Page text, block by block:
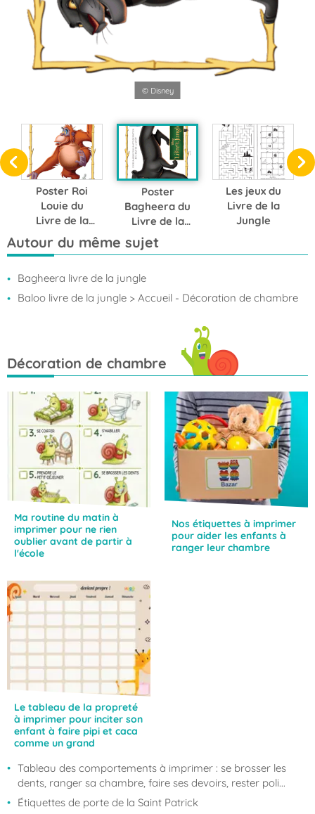
© Disney
Poster Roi
Louie du
Livre de la
Jungle
Poster
Bagheera du
Livre de la
Jungle
Les jeux du
Livre de la
Jungle
Autour du même sujet
Bagheera livre de la jungle
Baloo livre de la jungle > Accueil - Décoration de chambre
Décoration de chambre
Ma routine du matin à
imprimer pour ne rien
oublier avant de partir à
l'école
Nos étiquettes à imprimer
pour aider les enfants à
ranger leur chambre
Le tableau de la propreté
à imprimer pour inciter son
enfant à faire pipi et caca
comme un grand
Tableau des comportements à imprimer : se brosser les
dents, ranger sa chambre, faire ses devoirs, rester poli...
Étiquettes de porte de la Saint Patrick